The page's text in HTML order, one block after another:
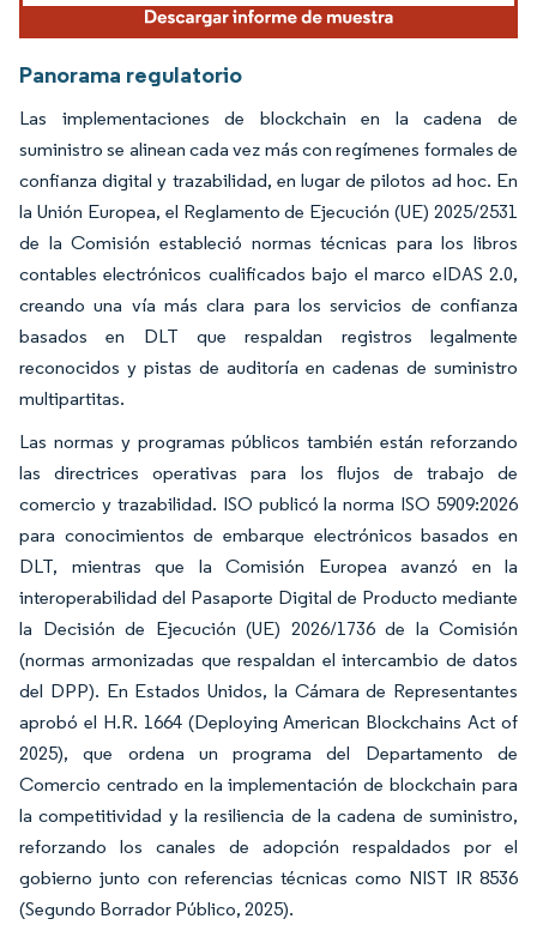
Panorama regulatorio
Las implementaciones de blockchain en la cadena de
suministro se alinean cada vez más con regímenes formales de
confianza digital y trazabilidad, en lugar de pilotos ad hoc. En
la Unión Europea, el Reglamento de Ejecución (UE) 2025/2531
de la Comisión estableció normas técnicas para los libros
contables electrónicos cualificados bajo el marco eIDAS 2.0,
creando una vía más clara para los servicios de confianza
basados en DLT que respaldan registros legalmente
reconocidos y pistas de auditoría en cadenas de suministro
multipartitas.
Las normas y programas públicos también están reforzando
las directrices operativas para los flujos de trabajo de
comercio y trazabilidad. ISO publicó la norma ISO 5909:2026
para conocimientos de embarque electrónicos basados en
DLT, mientras que la Comisión Europea avanzó en la
interoperabilidad del Pasaporte Digital de Producto mediante
la Decisión de Ejecución (UE) 2026/1736 de la Comisión
(normas armonizadas que respaldan el intercambio de datos
del DPP). En Estados Unidos, la Cámara de Representantes
aprobó el H.R. 1664 (Deploying American Blockchains Act of
2025), que ordena un programa del Departamento de
Comercio centrado en la implementación de blockchain para
la competitividad y la resiliencia de la cadena de suministro,
reforzando los canales de adopción respaldados por el
gobierno junto con referencias técnicas como NIST IR 8536
(Segundo Borrador Público, 2025).